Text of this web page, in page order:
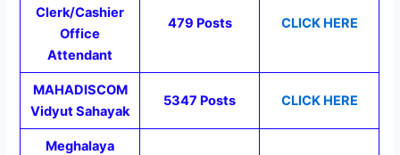
Clerk/Cashier
Office
Attendant
479 Posts CLICK HERE
MAHADISCOM
Vidyut Sahayak
5347 Posts CLICK HERE
Meghalaya